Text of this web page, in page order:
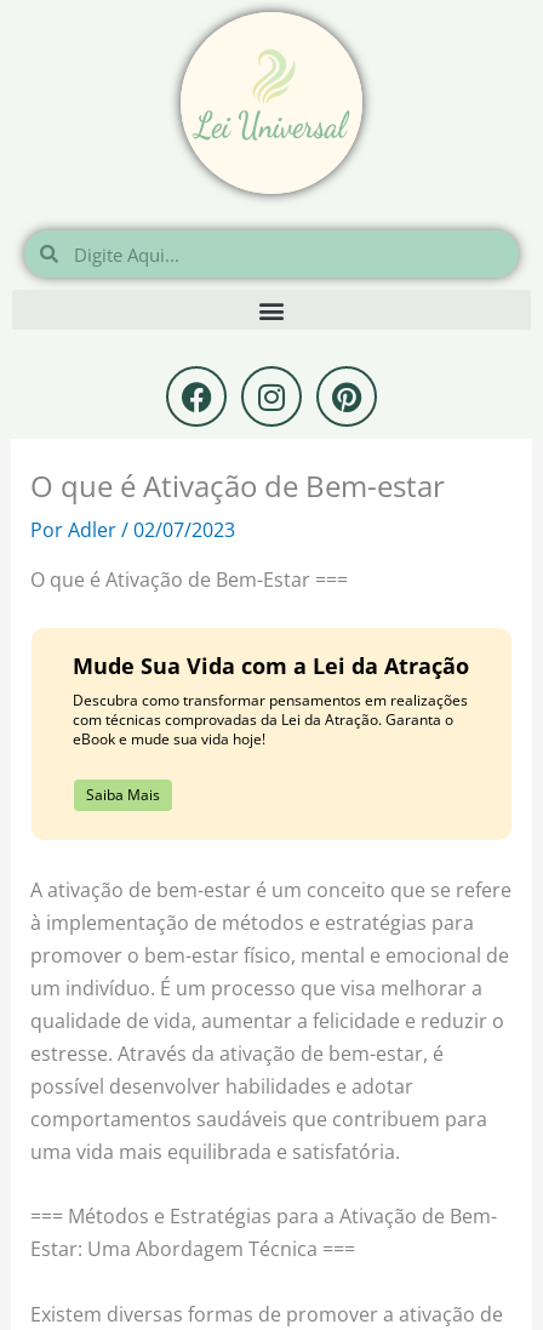
Pesquisar
Pesquisar
F
a
c
e
b
o
o
k
I
n
s
t
a
r
a
m
P
i
n
t
e
s
t
O que é Ativação de Bem-estar
PorAdler/02/07/2023
O que é Ativação de Bem-Estar ===
Mude Sua Vida com a Lei da Atração
Descubra como transformar pensamentos em realizações
com técnicas comprovadas da Lei da Atração. Garanta o
eBook e mude sua vida hoje!
Saiba Mais
A ativação de bem-estar é um conceito que se refere
à implementação de métodos e estratégias para
promover o bem-estar físico, mental e emocional de
um indivíduo. É um processo que visa melhorar a
qualidade de vida, aumentar a felicidade e reduzir o
estresse. Através da ativação de bem-estar, é
possível desenvolver habilidades e adotar
comportamentos saudáveis que contribuem para
uma vida mais equilibrada e satisfatória.
=== Métodos e Estratégias para a Ativação de Bem-
Estar: Uma Abordagem Técnica ===
Existem diversas formas de promover a ativação de